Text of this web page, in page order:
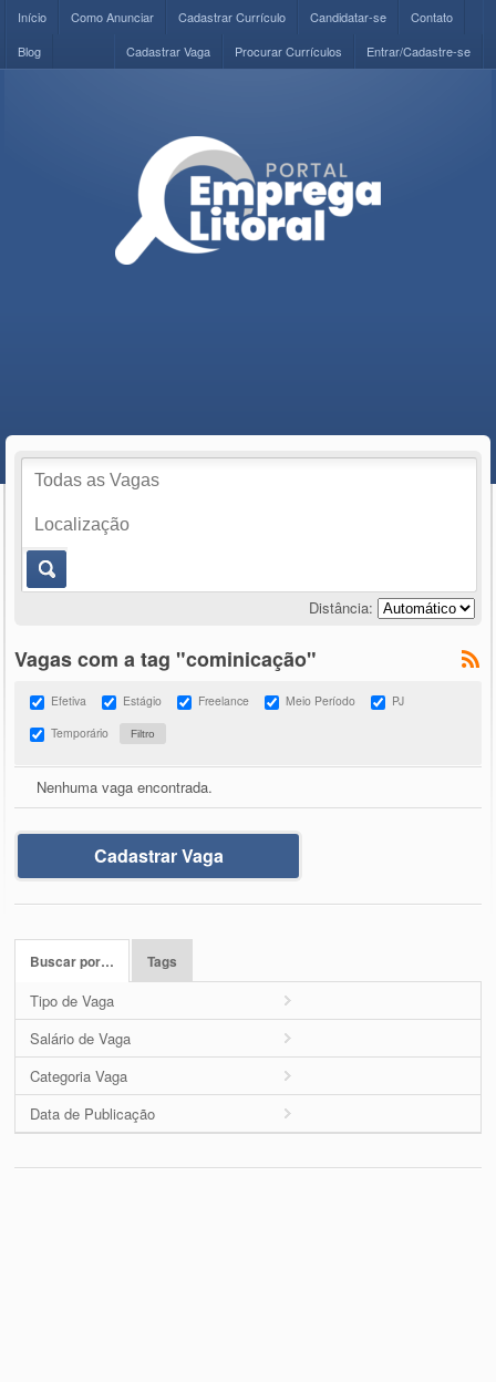
Início Como Anunciar Cadastrar Currículo Candidatar-se
Contato
Blog
Entrar/Cadastre-se
Procurar Currículos
Cadastrar Vaga
Distância:
Vagas com a tag "cominicação"
Efetiva Estágio Freelance Meio Período
PJ
Temporário
Nenhuma vaga encontrada.
Cadastrar Vaga
Buscar por… Tags
Tipo de Vaga
Salário de Vaga
Categoria Vaga
Data de Publicação